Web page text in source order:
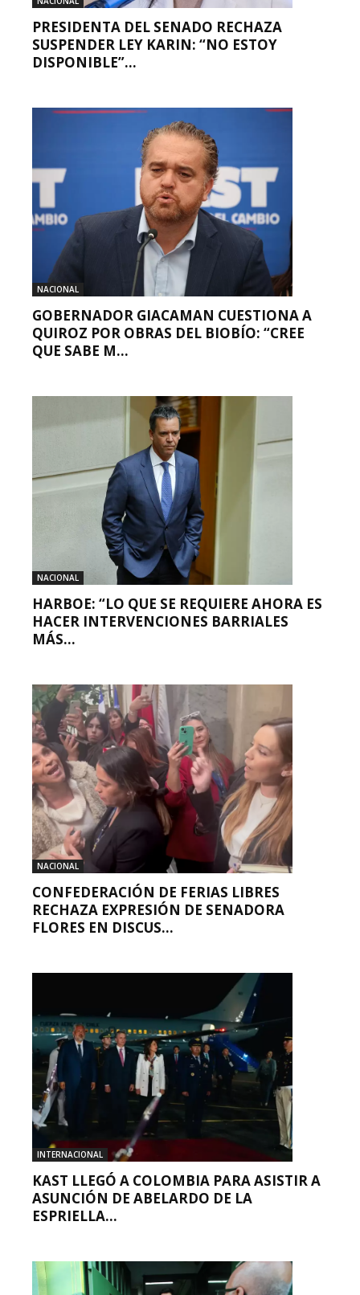
PRESIDENTA DEL SENADO RECHAZA
SUSPENDER LEY KARIN: “NO ESTOY
DISPONIBLE”...
NACIONAL
GOBERNADOR GIACAMAN CUESTIONA A
QUIROZ POR OBRAS DEL BIOBÍO: “CREE
QUE SABE M...
NACIONAL
HARBOE: “LO QUE SE REQUIERE AHORA ES
HACER INTERVENCIONES BARRIALES
MÁS...
NACIONAL
CONFEDERACIÓN DE FERIAS LIBRES
RECHAZA EXPRESIÓN DE SENADORA
FLORES EN DISCUS...
INTERNACIONAL
KAST LLEGÓ A COLOMBIA PARA ASISTIR A
ASUNCIÓN DE ABELARDO DE LA
ESPRIELLA...